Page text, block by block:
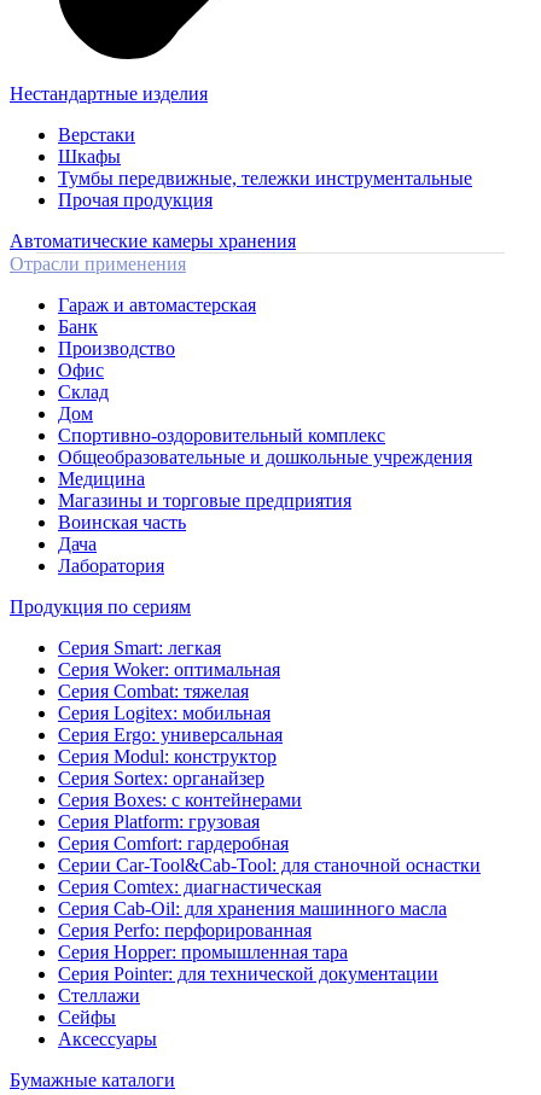
Нестандартные изделия
Верстаки
Шкафы
Тумбы передвижные, тележки инструментальные
Прочая продукция
Автоматические камеры хранения
Отрасли применения
Гараж и автомастерская
Банк
Производство
Офис
Склад
Дом
Спортивно-оздоровительный комплекс
Общеобразовательные и дошкольные учреждения
Медицина
Магазины и торговые предприятия
Воинская часть
Дача
Лаборатория
Продукция по сериям
Серия Smart: легкая
Серия Woker: оптимальная
Серия Combat: тяжелая
Серия Logitex: мобильная
Серия Ergo: универсальная
Серия Modul: конструктор
Серия Sortex: органайзер
Серия Boxes: с контейнерами
Серия Platform: грузовая
Серия Comfort: гардеробная
Серии Car-Tool&Cab-Tool: для станочной оснастки
Серия Comtex: диагнастическая
Серия Cab-Oil: для хранения машинного масла
Серия Perfo: перфорированная
Серия Hopper: промышленная тара
Серия Pointer: для технической документации
Стеллажи
Сейфы
Аксессуары
Бумажные каталоги